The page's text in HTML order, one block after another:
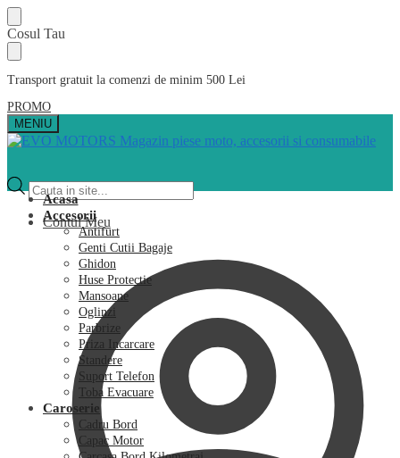
Skip
to
navigation
Skip
to
content
Cosul Tau
Transport gratuit la comenzi de minim 500 Lei
PROMO
MENIU
Products
search
Contul Meu
Acasa
Accesorii
Antifurt
Genti Cutii Bagaje
Ghidon
Huse Protectie
Mansoane
Oglinzi
Parbrize
Priza Incarcare
Standere
Suport Telefon
Toba Evacuare
Caroserie
Cadru Bord
Capac Motor